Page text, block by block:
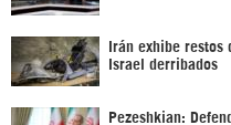
Irán exhibe restos
Israel derribados
Pezeshkian: